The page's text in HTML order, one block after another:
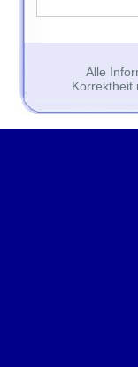
Alle
Korrektheit